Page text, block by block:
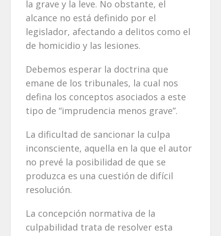
la grave y la leve. No obstante, el
alcance no está definido por el
legislador, afectando a delitos como el
de homicidio y las lesiones.
Debemos esperar la doctrina que
emane de los tribunales, la cual nos
defina los conceptos asociados a este
tipo de “imprudencia menos grave”.
La dificultad de sancionar la culpa
inconsciente, aquella en la que el autor
no prevé la posibilidad de que se
produzca es una cuestión de difícil
resolución.
La concepción normativa de la
culpabilidad trata de resolver esta